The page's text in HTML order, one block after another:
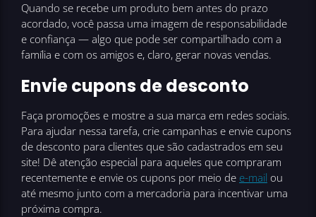
Quando se recebe um produto bem antes do prazo
acordado, você passa uma imagem de responsabilidade
e confiança — algo que pode ser compartilhado com a
família e com os amigos e, claro, gerar novas vendas.
Envie cupons de desconto
Faça promoções e mostre a sua marca em redes sociais.
Para ajudar nessa tarefa, crie campanhas e envie cupons
de desconto para clientes que são cadastrados em seu
site! Dê atenção especial para aqueles que compraram
recentemente e envie os cupons por meio de e-mail ou
até mesmo junto com a mercadoria para incentivar uma
próxima compra.